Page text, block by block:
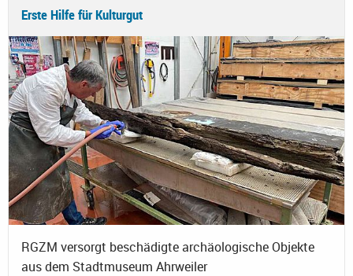
Erste Hilfe für Kulturgut
RGZM versorgt beschädigte archäologische Objekte
aus dem Stadtmuseum Ahrweiler